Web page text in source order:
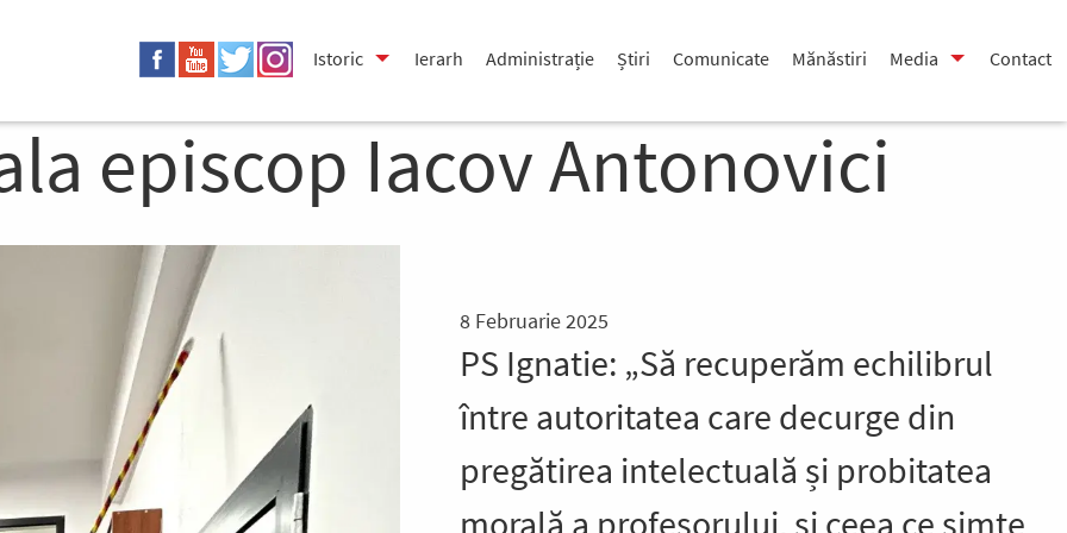
Istoric Ierarh Administrație Știri Comunicate Mănăstiri Media Contact
episcop Iacov Antonovici
8 Februarie 2025
PS Ignatie: „Să recuperăm echilibrul
între autoritatea care decurge din
pregătirea intelectuală și probitatea
morală a profesorului, și ceea ce simte